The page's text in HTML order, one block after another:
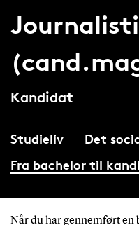
Kandidat
Studieliv
Det
Fra bachelor til
Når du har gennemført en